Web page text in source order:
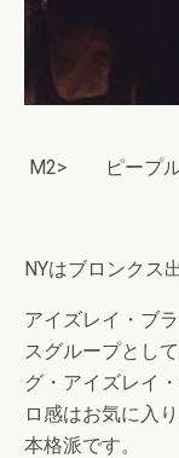
M2> ピープ
NYはブロンクス
アイズレイ・ブ
スグループとし
グ・アイズレイ
ロ感はお気に入
本格派です。